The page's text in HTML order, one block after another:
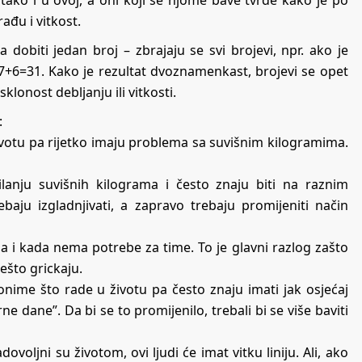
i vitkost.
dobiti jedan broj – zbrajaju se svi brojevi, npr. ako je
Kako je rezultat dvoznamenkast, brojevi se opet
debljanju ili vitkosti.
pa rijetko imaju problema sa suvišnim kilogramima.
suvišnih kilograma i često znaju biti na raznim
izgladnjivati, a zapravo trebaju promijeniti način
i kada nema potrebe za time. To je glavni razlog zašto
grickaju.
što rade u životu pa često znaju imati jak osjećaj
dane”. Da bi se to promijenilo, trebali bi se više baviti
su životom, ovi ljudi će imat vitku liniju. Ali, ako